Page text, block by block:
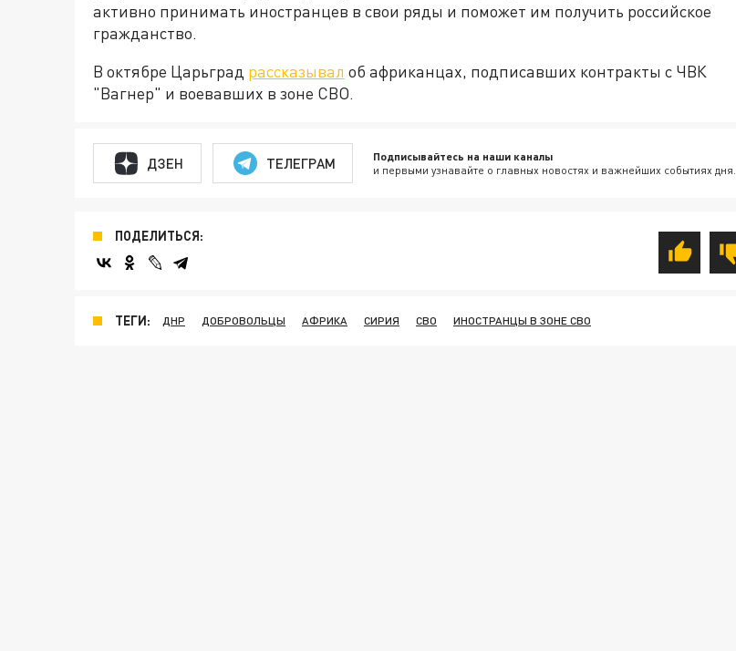
активно принимать иностранцев в свои ряды и поможет им получить российское
гражданство.
В октябре Царьград рассказывал об африканцах, подписавших контракты с ЧВК
"Вагнер" и воевавших в зоне СВО.
ДЗЕН ТЕЛЕГРАМ Подписывайтесь на наши каналы
и первыми узнавайте о главных новостях и важнейших событиях дня.
ПОДЕЛИТЬСЯ:
ТЕГИ: ДНР ДОБРОВОЛЬЦЫ АФРИКА СИРИЯ СВО ИНОСТРАНЦЫ В ЗОНЕ СВО